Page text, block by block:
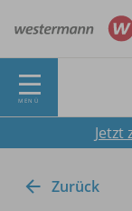
MENÜ
Jetzt
Zurück